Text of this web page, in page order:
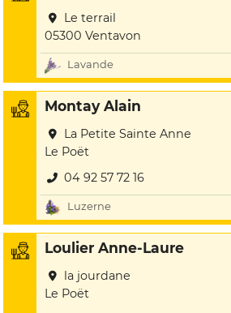
Le terrail
05300 Ventavon
Lavande
Montay Alain
La Petite Sainte Anne
Le Poët
04 92 57 72 16
Luzerne
Loulier Anne-Laure
la jourdane
Le Poët